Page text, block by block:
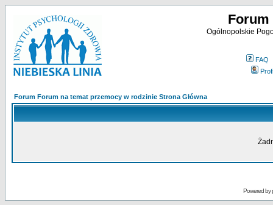
Forum
Ogólnopolskie
FAQ
Forum Forum na temat przemocy w rodzinie Strona Główna
Powered by